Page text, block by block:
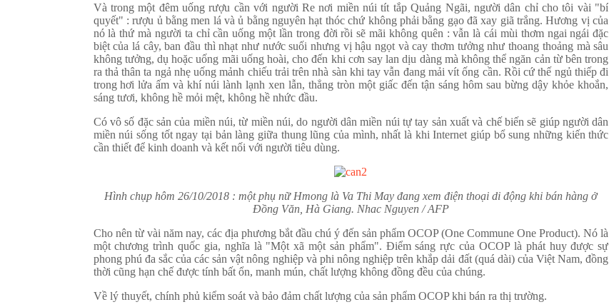
Và trong một đêm uống rượu cần với người Re nơi miền núi tít tắp Quảng Ngãi, người dân chỉ cho tôi vài "bí
quyết" : rượu ủ bằng men lá và ủ bằng nguyên hạt thóc chứ không phải bằng gạo đã xay giã trắng. Hương vị của
nó là thứ mà người ta chỉ cần uống một lần trong đời rồi sẽ mãi không quên : vẫn là cái mùi thơm ngai ngái đặc
biệt của lá cây, ban đầu thì nhạt như nước suối nhưng vị hậu ngọt và cay thơm tưởng như thoang thoảng mà sâu
không tưởng, dụ hoặc uống mãi uống hoài, cho đến khi cơn say lan dịu dàng mà không thể ngăn cản từ bên trong
ra thả thân ta ngả nhẹ uống mảnh chiếu trải trên nhà sàn khi tay vẫn đang mải vít ống cần. Rồi cứ thế ngủ thiếp đi
trong hơi lửa ấm và khí núi lành lạnh xen lẫn, thẳng tròn một giấc đến tận sáng hôm sau bừng dậy khỏe khoắn,
sáng tươi, không hề mỏi mệt, không hề nhức đầu.
Có vô số đặc sản của miền núi, từ miền núi, do người dân miền núi tự tay sản xuất và chế biến sẽ giúp người dân
miền núi sống tốt ngay tại bản làng giữa thung lũng của mình, nhất là khi Internet giúp bổ sung những kiến thức
cần thiết để kinh doanh và kết nối với người tiêu dùng.
Hình chụp hôm 26/10/2018 : một phụ nữ Hmong là Va Thi May đang xem điện thoại di động khi bán hàng ở
Đồng Văn, Hà Giang. Nhac Nguyen / AFP
Cho nên từ vài năm nay, các địa phương bắt đầu chú ý đến sản phẩm OCOP (One Commune One Product). Nó là
một chương trình quốc gia, nghĩa là "Một xã một sản phẩm". Điểm sáng rực của OCOP là phát huy được sự
phong phú đa sắc của các sản vật nông nghiệp và phi nông nghiệp trên khắp dải đất (quá dài) của Việt Nam, đồng
thời cũng hạn chế được tính bất ổn, manh mún, chất lượng không đồng đều của chúng.
Về lý thuyết, chính phủ kiểm soát và bảo đảm chất lượng của sản phẩm OCOP khi bán ra thị trường.